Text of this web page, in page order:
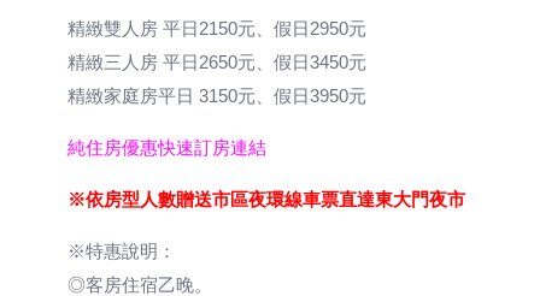
精緻雙人房 平日2150元、假日2950元
精緻三人房 平日2650元、假日3450元
精緻家庭房平日 3150元、假日3950元
純住房優惠快速訂房連結
※依房型人數贈送市區夜環線車票直達東大門夜市
※特惠說明：
◎客房住宿乙晚。